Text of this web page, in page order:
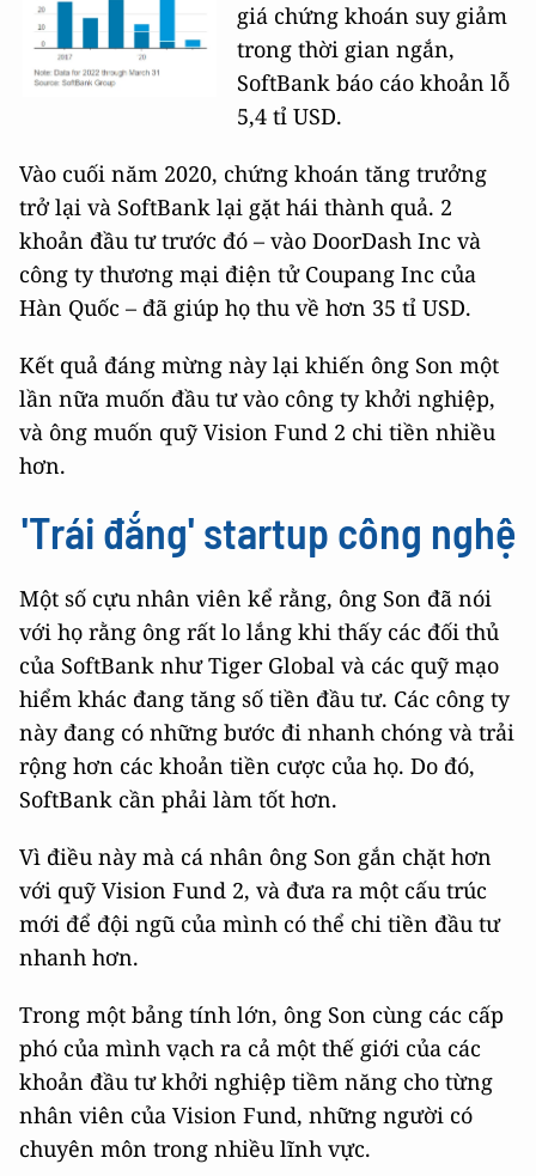
giá chứng khoán suy giảm
trong thời gian ngắn,
SoftBank báo cáo khoản lỗ
5,4 tỉ USD.
Vào cuối năm 2020, chứng khoán tăng trưởng
trở lại và SoftBank lại gặt hái thành quả. 2
khoản đầu tư trước đó – vào DoorDash Inc và
công ty thương mại điện tử Coupang Inc của
Hàn Quốc – đã giúp họ thu về hơn 35 tỉ USD.
Kết quả đáng mừng này lại khiến ông Son một
lần nữa muốn đầu tư vào công ty khởi nghiệp,
và ông muốn quỹ Vision Fund 2 chi tiền nhiều
hơn.
'Trái đắng' startup công nghệ
Một số cựu nhân viên kể rằng, ông Son đã nói
với họ rằng ông rất lo lắng khi thấy các đối thủ
của SoftBank như Tiger Global và các quỹ mạo
hiểm khác đang tăng số tiền đầu tư. Các công ty
này đang có những bước đi nhanh chóng và trải
rộng hơn các khoản tiền cược của họ. Do đó,
SoftBank cần phải làm tốt hơn.
Vì điều này mà cá nhân ông Son gắn chặt hơn
với quỹ Vision Fund 2, và đưa ra một cấu trúc
mới để đội ngũ của mình có thể chi tiền đầu tư
nhanh hơn.
Trong một bảng tính lớn, ông Son cùng các cấp
phó của mình vạch ra cả một thế giới của các
khoản đầu tư khởi nghiệp tiềm năng cho từng
nhân viên của Vision Fund, những người có
chuyên môn trong nhiều lĩnh vực.